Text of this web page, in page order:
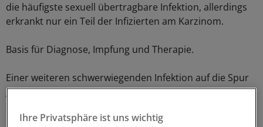
die häufigste sexuell übertragbare Infektion, allerdings
erkrankt nur ein Teil der Infizierten am Karzinom.
Basis für Diagnose, Impfung und Therapie.
Einer weiteren schwerwiegenden Infektion auf die Spur
gekommen zu sein ist Verdienst von Francoise Barré-
Immunschwäche-Virus HIV, dem Auslöser von Aids.
Ihre Privatsphäre ist uns wichtig